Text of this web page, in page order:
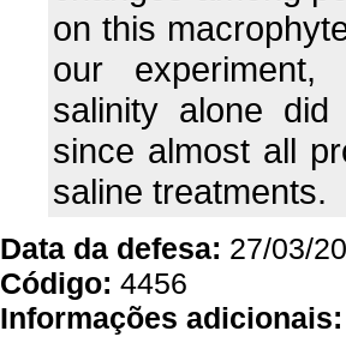
on this
our
salinity alone
since almost all
saline treatments.
Data da defesa: 27/03/
Código: 4456
Informações adicionais: